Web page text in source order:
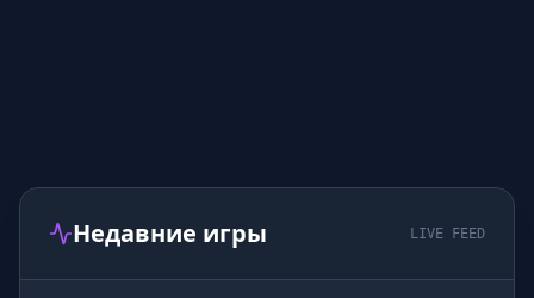
Недавние игры LIVE FEED